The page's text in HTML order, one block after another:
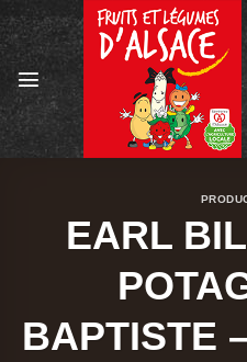
Passer
au
contenu
EARL
BAPTISTE